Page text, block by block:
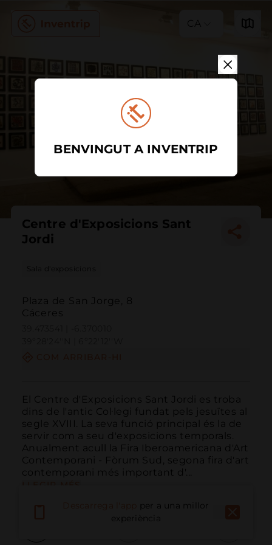
CA
Centre d'Exposicions Sant
Jordi
Sala d'exposicions
Plaza de San Jorge, 8
Cáceres
El Centre d'Exposicions Sant Jordi es troba
dins de l'antic Col·legi fundat pels jesuïtes al
segle XVIII. La seva funció principal és la de
servir com a seu d'exposicions temporals.
Anualment acull la Fira Iberoamericana d'Art
Contemporani - Fòrum Sud, segona fira d'art
contemporani més important d'...
per a una millor
experiència
BENVINGUT A INVENTRIP